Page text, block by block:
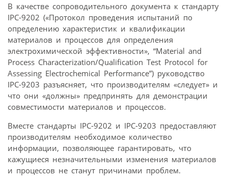
В качестве сопроводительного документа к стандарту
IPC-9202 («Протокол проведения испытаний по
определению характеристик и квалификации
материалов и процессов для определения
электрохимической эффективности», “Material and
Process Characterization/Qualification Test Protocol for
Assessing Electrochemical Performance”) руководство
IPC-9203 разъясняет, что производителям «следует» и
что они «должны» предпринять для демонстрации
совместимости материалов и процессов.
Вместе стандарты IPC-9202 и IPC-9203 предоставляют
производителям необходимое количество
информации, позволяющее гарантировать, что
кажущиеся незначительными изменения материалов
и процессов не станут причинами проблем.